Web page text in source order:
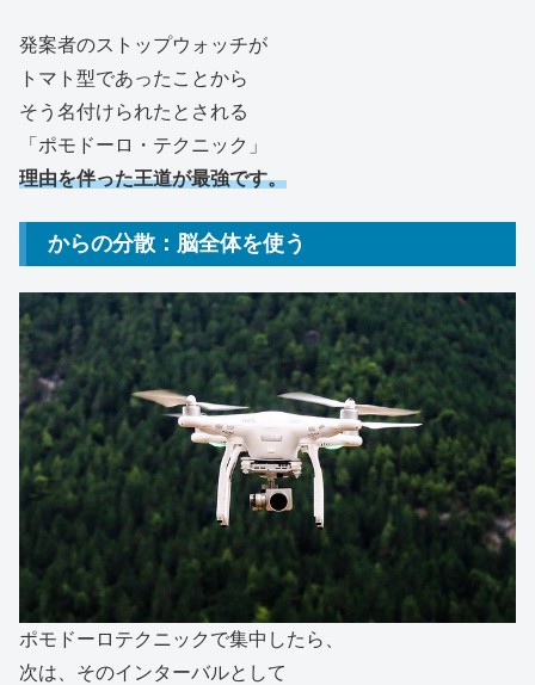
発案者のストップウォッチが
トマト型であったことから
そう名付けられたとされる
「ポモドーロ・テクニック」
理由を伴った王道が最強です。
からの分散：脳全体を使う
ポモドーロテクニックで集中したら、
次は、そのインターバルとして